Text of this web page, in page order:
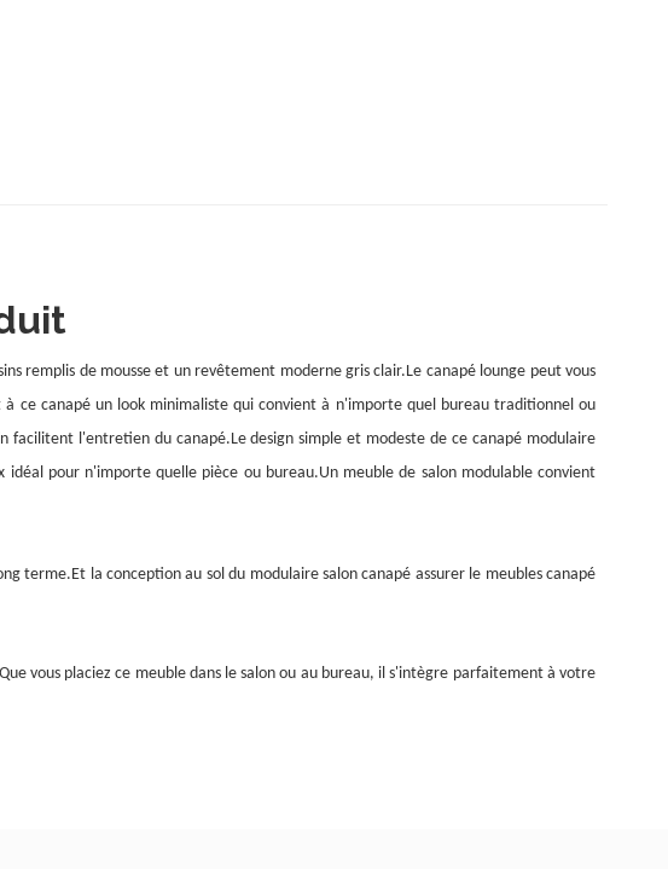
remplis de mousse et un revêtement moderne gris clair.Le canapé lounge peut vous
ce canapé un look minimaliste qui convient à n'importe quel bureau traditionnel ou
l'entretien du canapé.Le design simple et modeste de ce canapé modulaire
pour n'importe quelle pièce ou bureau.Un meuble de salon modulable convient
terme.Et la conception au sol du modulairesaloncanapé assurer le meublescanapé
vous placiez ce meuble dans le salon ou au bureau, il s'intègre parfaitement à votre